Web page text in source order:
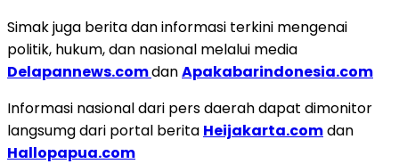
Simak juga berita dan informasi terkini mengenai
politik, hukum, dan nasional melalui media
Delapannews.comdanApakabarindonesia.com
Informasi nasional dari pers daerah dapat dimonitor
langsumg dari portal berita Heijakarta.comdan
Hallopapua.com